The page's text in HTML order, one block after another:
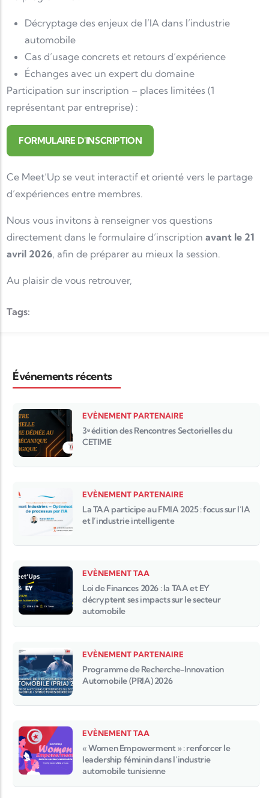
Décryptage des enjeux de l’IA dans l’industrie
automobile
Cas d’usage concrets et retours d’expérience
Échanges avec un expert du domaine
Participation sur inscription – places limitées (1
représentant par entreprise) :
FORMULAIRE D'INSCRIPTION
Ce Meet’Up se veut interactif et orienté vers le partage
d’expériences entre membres.
Nous vous invitons à renseigner vos questions
directement dans le formulaire d’inscription avant le 21
avril 2026, afin de préparer au mieux la session.
Au plaisir de vous retrouver,
Tags:
Événements récents
EVÈNEMENT PARTENAIRE
3ᵉ édition des Rencontres Sectorielles du
CETIME
EVÈNEMENT PARTENAIRE
La TAA participe au FMIA 2025 : focus sur l’IA
et l’industrie intelligente
EVÈNEMENT TAA
Loi de Finances 2026 : la TAA et EY
décryptent ses impacts sur le secteur
automobile
EVÈNEMENT PARTENAIRE
Programme de Recherche-Innovation
Automobile (PRIA) 2026
EVÈNEMENT TAA
« Women Empowerment » : renforcer le
leadership féminin dans l’industrie
automobile tunisienne